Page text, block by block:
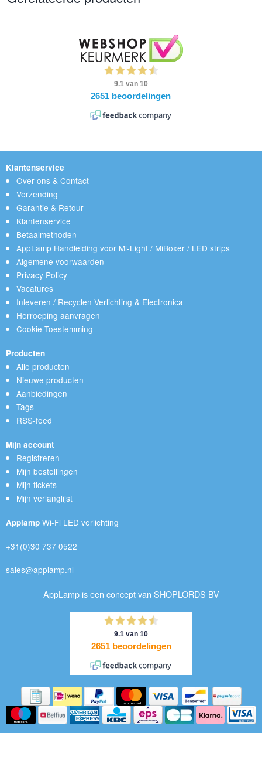
Klantenservice
Over ons & Contact
Verzending
Garantie & Retour
Klantenservice
Betaalmethoden
AppLamp Handleiding voor Mi-Light / MiBoxer / LED strips
Algemene voorwaarden
Privacy Policy
Vacatures
Inleveren / Recyclen Verlichting & Electronica
Herroeping aanvragen
Cookie Toestemming
Producten
Alle producten
Nieuwe producten
Aanbiedingen
Tags
RSS-feed
Mijn account
Registreren
Mijn bestellingen
Mijn tickets
Mijn verlanglijst
Applamp Wi-Fi LED verlichting
+31(0)30 737 0522
sales@applamp.nl
AppLamp is een concept van SHOPLORDS BV